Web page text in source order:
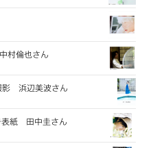
村倫也さん
影 浜辺美波さん
表紙 田中圭さん